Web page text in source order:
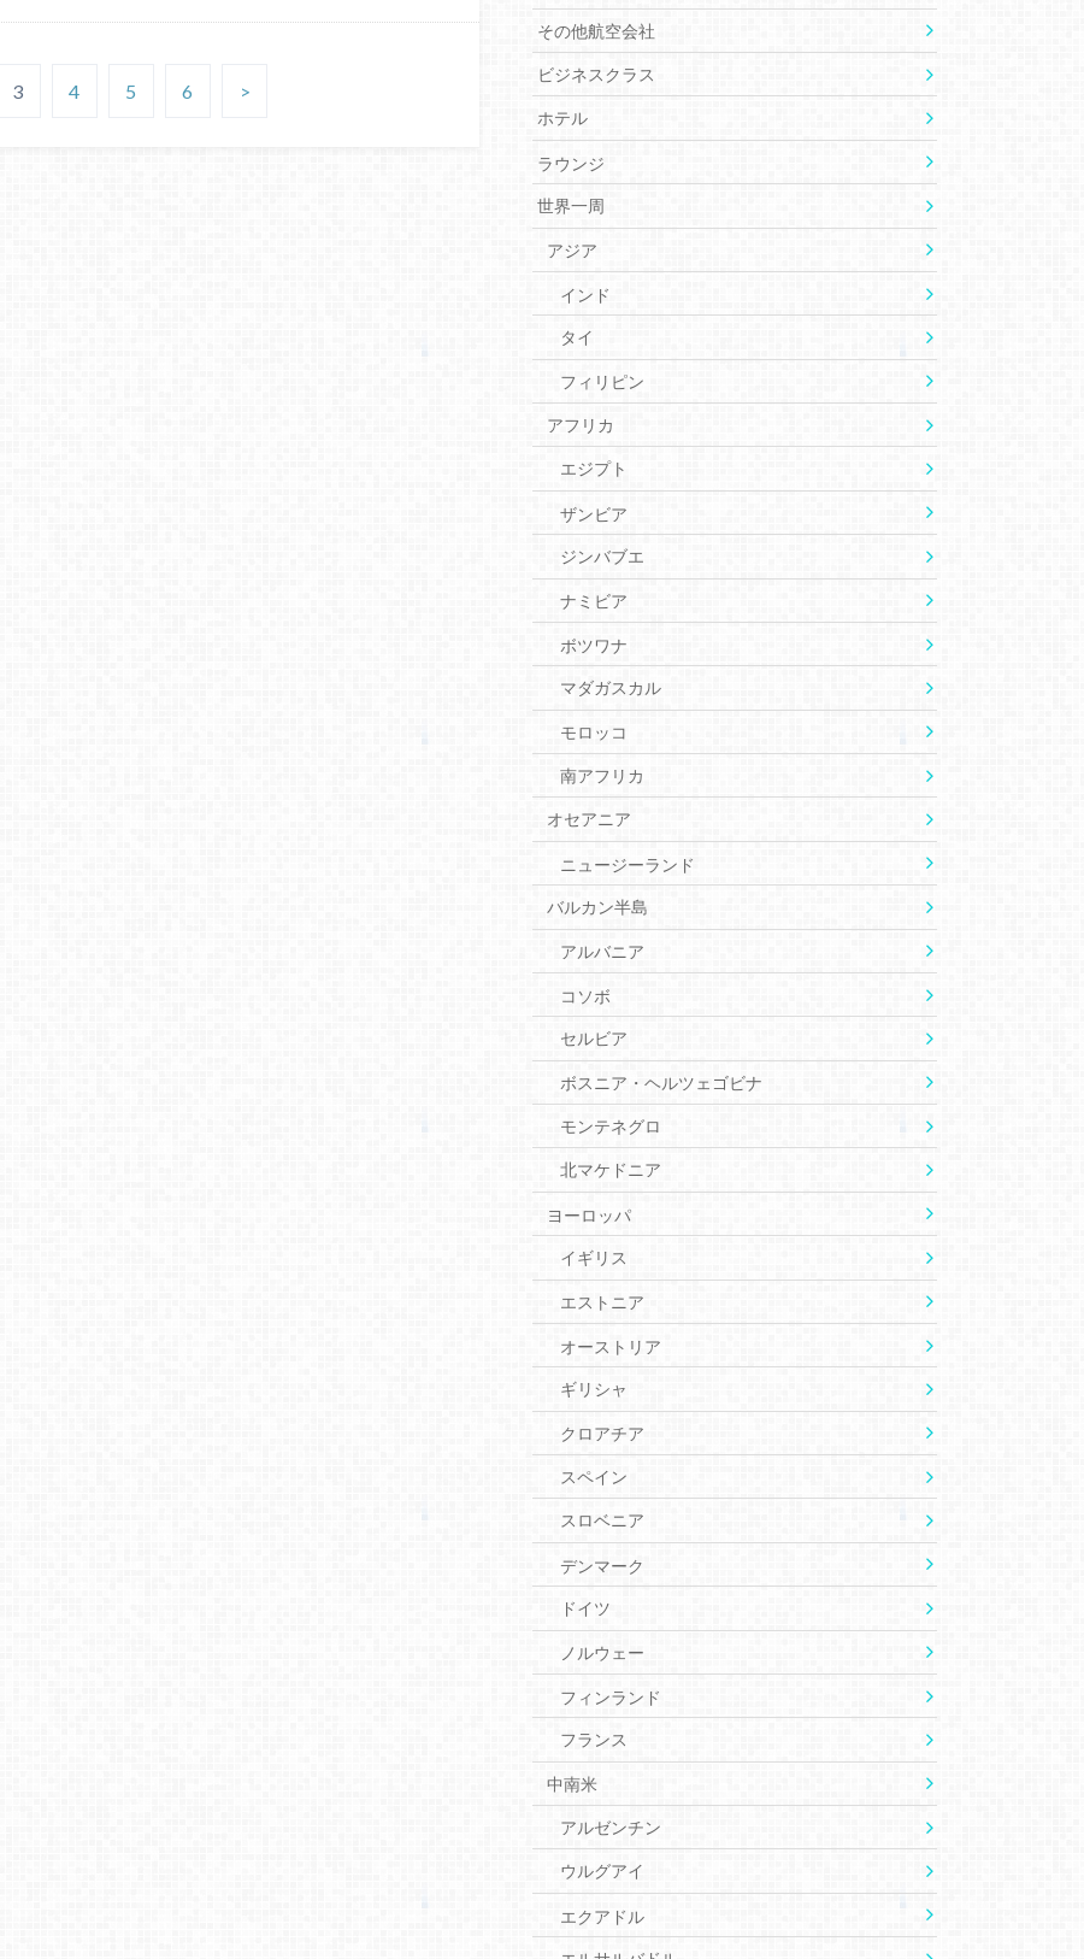
3 4 5 6 >
その他航空会社
ビジネスクラス
ホテル
ラウンジ
世界一周
アジア
インド
タイ
フィリピン
アフリカ
エジプト
ザンビア
ジンバブエ
ナミビア
ボツワナ
マダガスカル
モロッコ
南アフリカ
オセアニア
ニュージーランド
バルカン半島
アルバニア
コソボ
セルビア
ボスニア・ヘルツェゴビナ
モンテネグロ
北マケドニア
ヨーロッパ
イギリス
エストニア
オーストリア
ギリシャ
クロアチア
スペイン
スロベニア
デンマーク
ドイツ
ノルウェー
フィンランド
フランス
中南米
アルゼンチン
ウルグアイ
エクアドル